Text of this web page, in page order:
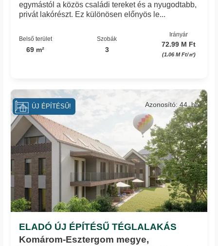
egymástól a közös családi tereket és a nyugodtabb,
privát lakórészt. Ez különösen előnyös le...
Belső terület
69 m²
Szobák
3
Irányár
72.99 M Ft
(1.06 M Ft/㎡)
ELADÓ ÚJ ÉPÍTÉSŰ TÉGLALAKÁS
Komárom-Esztergom megye,
Azonosító: 44_hbi
ÚJ ÉPÍTÉSŰ!